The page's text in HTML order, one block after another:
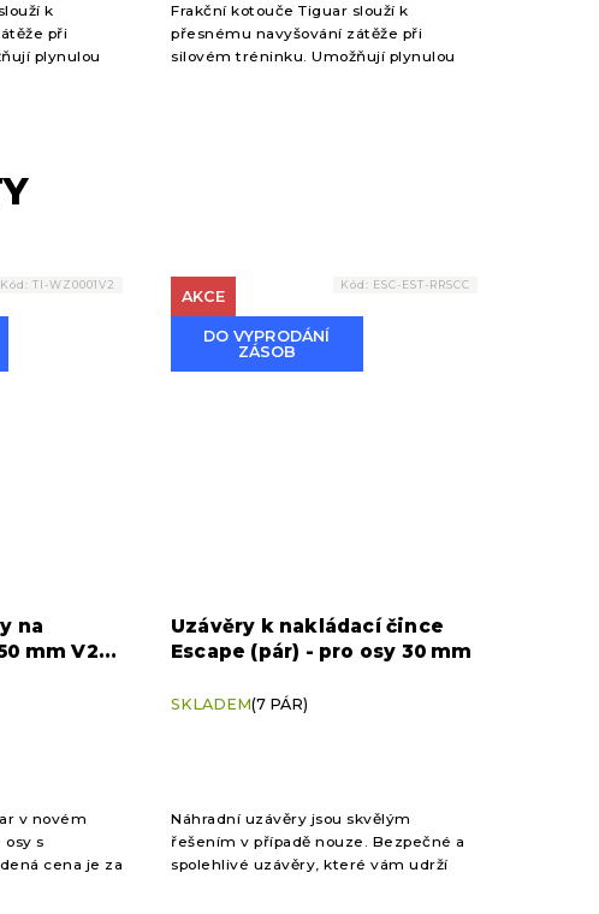
k
při
plynulou
Frakční kotouče Tiguar slouží k
přesnému navyšování zátěže při
silovém tréninku. Umožňují plynulou
na
mm V2
v novém
s
cena je za
Kód: TI-WZ0001V2
AKCE
DO VYPRODÁNÍ
ZÁSOB
Uzávěry k nakládací čince
Escape (pár) - pro osy 30 mm
SKLADEM(7 PÁR)
Náhradní uzávěry jsou skvělým
řešením v případě nouze. Bezpečné a
spolehlivé uzávěry, které vám udrží
Kód: ESC-EST-RRSCC